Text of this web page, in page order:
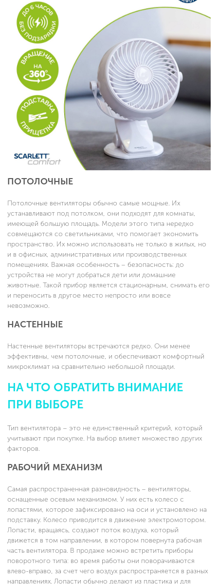
ПОТОЛОЧНЫЕ
Потолочные вентиляторы обычно самые мощные. Их
устанавливают под потолком, они подходят для комнаты,
имеющей большую площадь. Модели этого типа нередко
совмещаются со светильниками, что помогает экономить
пространство. Их можно использовать не только в жилых, но
и в офисных, административных или производственных
помещениях. Важная особенность – безопасность: до
устройства не могут добраться дети или домашние
животные. Такой прибор является стационарным, снимать его
и переносить в другое место непросто или вовсе
невозможно.
НАСТЕННЫЕ
Настенные вентиляторы встречаются редко. Они менее
эффективны, чем потолочные, и обеспечивают комфортный
микроклимат на сравнительно небольшой площади.
НА ЧТО ОБРАТИТЬ ВНИМАНИЕ
ПРИ ВЫБОРЕ
Тип вентилятора – это не единственный критерий, который
учитывают при покупке. На выбор влияет множество других
факторов.
РАБОЧИЙ МЕХАНИЗМ
Самая распространенная разновидность – вентиляторы,
оснащенные осевым механизмом. У них есть колесо с
лопастями, которое зафиксировано на оси и установлено на
подставку. Колесо приводится в движение электромотором.
Лопасти, вращаясь, создают поток воздуха, который
движется в том направлении, в котором повернута рабочая
часть вентилятора. В продаже можно встретить приборы
поворотного типа: во время работы они поворачиваются
влево-вправо, за счет чего воздух распространяется в разных
направлениях. Лопасти обычно делают из пластика и для